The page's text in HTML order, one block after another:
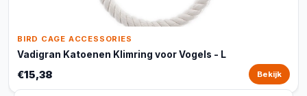
BIRD CAGE ACCESSORIES
Vadigran Katoenen Klimring voor Vogels - L
€15,38 Bekijk